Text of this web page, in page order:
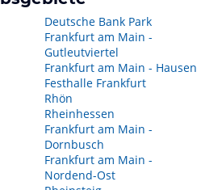
Deutsche Bank Park
Frankfurt am Main -
Gutleutviertel
Frankfurt am Main - Hausen
Festhalle Frankfurt
Rhön
Rheinhessen
Frankfurt am Main -
Dornbusch
Frankfurt am Main -
Nordend-Ost